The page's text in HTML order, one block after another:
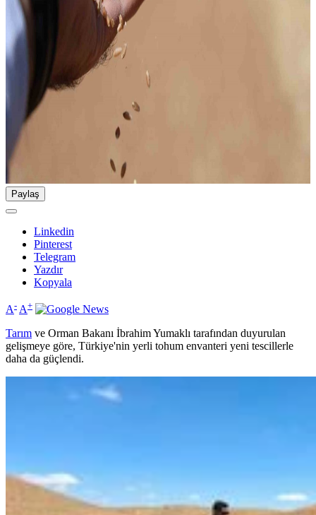
Paylaş
Linkedin
Pinterest
Telegram
Yazdır
Kopyala
A- A+
Tarım ve Orman Bakanı İbrahim Yumaklı tarafından duyurulan
gelişmeye göre, Türkiye'nin yerli tohum envanteri yeni tescillerle
daha da güçlendi.